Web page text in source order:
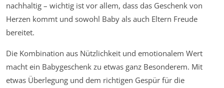
nachhaltig – wichtig ist vor allem, dass das Geschenk von
Herzen kommt und sowohl Baby als auch Eltern Freude
bereitet.
Die Kombination aus Nützlichkeit und emotionalem Wert
macht ein Babygeschenk zu etwas ganz Besonderem. Mit
etwas Überlegung und dem richtigen Gespür für die